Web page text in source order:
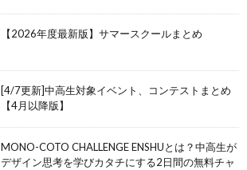
【2026年度最新版】サマースクールまとめ
[4/7更新]中高生対象イベント、コンテストまとめ
【4月以降版】
MONO-COTO CHALLENGE ENSHUとは？中高生が
デザイン思考を学びカタチにする2日間の無料チャ